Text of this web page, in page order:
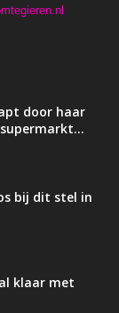
door haar
bij dit stel in
klaar met